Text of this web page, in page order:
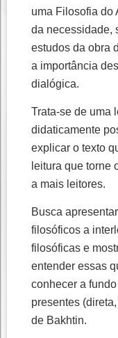
uma Filosofia do
da necessidade,
estudos da obra
a importância
dialógica.
Trata-se de uma
didaticamente
explicar o texto
leitura que torne
a mais leitores.
Busca
filosóficos a
filosóficas e
entender essas
conhecer a
presentes
de Bakhtin.